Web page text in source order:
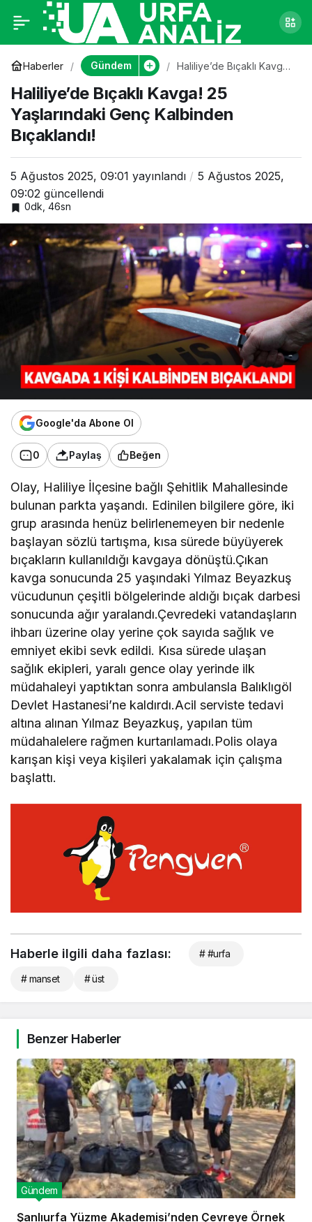
Haberler Gündem
Haliliye’de Bıçaklı Kavga!
Kalbinden Bıçaklandı!
Haliliye’de Bıçaklı Kavga! 25
Yaşlarındaki Genç Kalbinden
Bıçaklandı!
5 Ağustos 2025, 09:01 yayınlandı
5 Ağustos 2025,
09:02 güncellendi
0dk, 46sn
Google'da Abone Ol
0 Paylaş Beğen
Olay, Haliliye İlçesine bağlı Şehitlik Mahallesinde
bulunan parkta yaşandı. Edinilen bilgilere göre, iki
grup arasında henüz belirlenemeyen bir nedenle
başlayan sözlü tartışma, kısa sürede büyüyerek
bıçakların kullanıldığı kavgaya dönüştü.Çıkan
kavga sonucunda 25 yaşındaki Yılmaz Beyazkuş
vücudunun çeşitli bölgelerinde aldığı bıçak darbesi
sonucunda ağır yaralandı.Çevredeki vatandaşların
ihbarı üzerine olay yerine çok sayıda sağlık ve
emniyet ekibi sevk edildi. Kısa sürede ulaşan
sağlık ekipleri, yaralı gence olay yerinde ilk
müdahaleyi yaptıktan sonra ambulansla Balıklıgöl
Devlet Hastanesi’ne kaldırdı.Acil serviste tedavi
altına alınan Yılmaz Beyazkuş, yapılan tüm
müdahalelere rağmen kurtarılamadı.Polis olaya
karışan kişi veya kişileri yakalamak için çalışma
başlattı.
Haliliye’de Bıçaklı
Kavga! 25
Yaşlarındaki Genç
Kalbinden Bıçaklandı!
0
Haberle ilgili daha fazlası: # #urfa
# manset # üst
Benzer Haberler
Şanlıurfa Yüzme Akademisi’nden Çevreye Örnek
Gündem